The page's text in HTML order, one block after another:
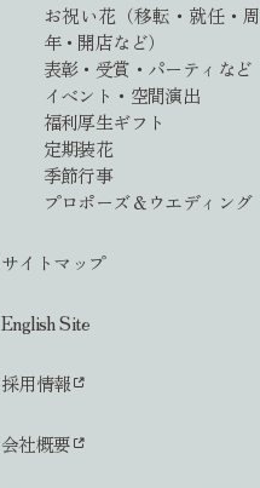
お祝い花（移転・就任・周
年・開店など）
表彰・受賞・パーティなど
イベント・空間演出
福利厚生ギフト
定期装花
季節行事
プロポーズ＆ウエディング
サイトマップ
English Site
採用情報
会社概要